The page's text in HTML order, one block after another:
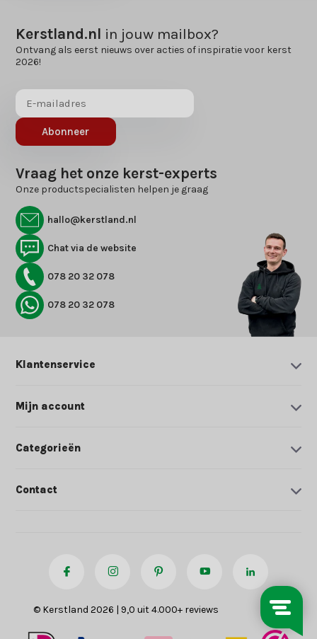
Kerstland.nl in jouw mailbox?
Ontvang als eerst nieuws over acties of inspiratie voor kerst
2026!
Abonneer
Vraag het onze kerst-experts
Onze productspecialisten helpen je graag
hallo@kerstland.nl
Chat via de website
078 20 32 078
078 20 32 078
Klantenservice
Mijn account
Categorieën
Contact
© Kerstland 2026 | 9,0 uit 4.000+ reviews